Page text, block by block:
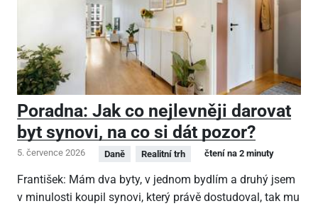
Poradna: Jak co nejlevněji darovat
byt synovi, na co si dát pozor?
5. července 2026 Daně Realitní trh čtení na 2 minuty
František: Mám dva byty, v jednom bydlím a druhý jsem
v minulosti koupil synovi, který právě dostudoval, tak mu